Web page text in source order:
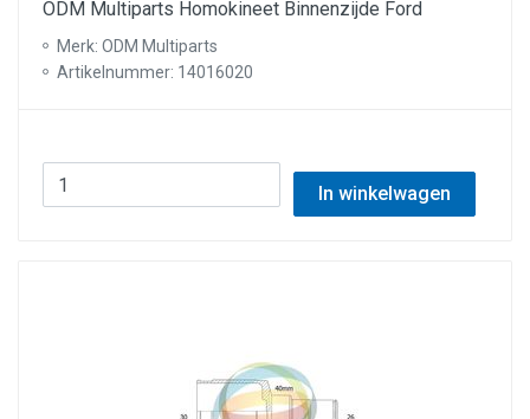
ODM Multiparts Homokineet Binnenzijde Ford
Merk: ODM Multiparts
Artikelnummer: 14016020
In winkelwagen